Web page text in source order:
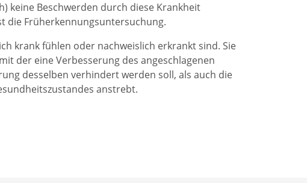
keine Beschwerden durch diese Krankheit
die Früherkennungsuntersuchung.
krank fühlen oder nachweislich erkrankt sind. Sie
der eine Verbesserung des angeschlagenen
desselben verhindert werden soll, als auch die
anstrebt.